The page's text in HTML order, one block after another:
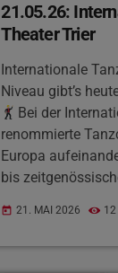
21.05.26:
Theater Trier
Internationale
Niveau gibt’s
Bei der
renommierte
Europa
bis
um 19:30 Uhr.
today 21. MAI 2026 12